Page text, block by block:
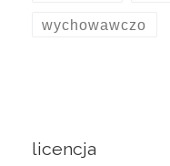
wychowawczo
licencja